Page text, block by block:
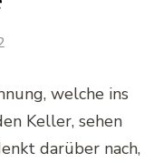
welche ins
Keller, sehen
darüber nach,